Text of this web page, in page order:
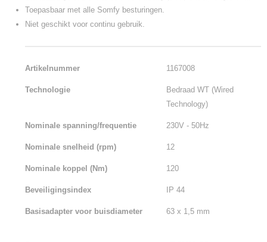
Toepasbaar met alle Somfy besturingen.
Niet geschikt voor continu gebruik.
Artikelnummer 1167008
Technologie
Bedraad WT (Wired
Technology)
Nominale spanning/frequentie 230V - 50Hz
Nominale snelheid (rpm) 12
Nominale koppel (Nm) 120
Beveiligingsindex IP 44
Basisadapter voor buisdiameter 63 x 1,5 mm